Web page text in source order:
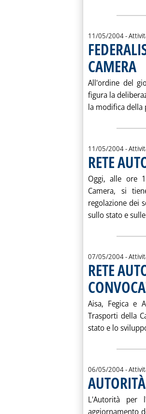
11/05/2004-
CAMERA
All'ordine del
figura la
la modifica della
11/05/2004-
RETE
Oggi, alle ore
Camera, si
regolazione dei
sullo stato e
07/05/2004-
RETE
. Pubblicata venerdì 07
Aisa, Fegica e
Trasporti della
stato e lo
06/05/2004-
L'Autorità
aggiornamento